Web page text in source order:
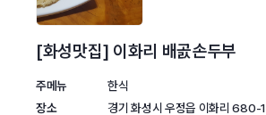
[화성맛집] 이화리 배곬손두부
주메뉴
한식
장소
경기 화성시 우정읍 이화리 680-1